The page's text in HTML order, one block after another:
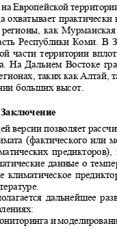
на Европейской
охватывает
регионы, как
Республики Коми.
части территории
На Дальнем Востоке
таких как
больших высот.
Заключение
версии позволяет
(фактического или
данные о
климатическое
дальнейшее
и